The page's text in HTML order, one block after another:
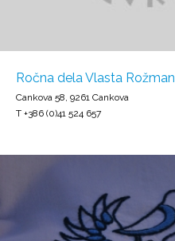
Ročna dela Vlasta Rožman
Cankova 58, 9261 Cankova
T +386 (0)41 524 657